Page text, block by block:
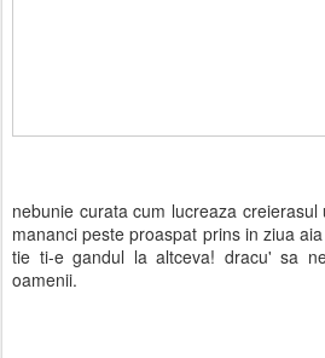
nebunie curata cum lucreaza
mananci peste proaspat prins in ziua
tie ti-e gandul la altceva! dracu' sa
oamenii.